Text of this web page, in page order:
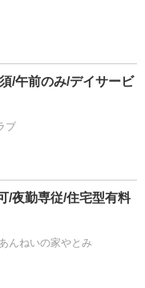
/午前のみ/デイサービ
ブ
/夜勤専従/住宅型有料
んねいの家やとみ